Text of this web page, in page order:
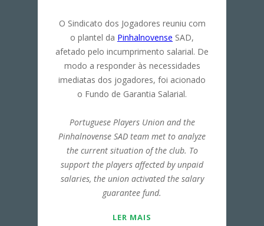
O Sindicato dos Jogadores reuniu com
o plantel da Pinhalnovense SAD,
afetado pelo incumprimento salarial. De
modo a responder às necessidades
imediatas dos jogadores, foi acionado
o Fundo de Garantia Salarial.
Portuguese Players Union and the
Pinhalnovense SAD team met to analyze
the current situation of the club. To
support the players affected by unpaid
salaries, the union activated the salary
guarantee fund.
LER MAIS